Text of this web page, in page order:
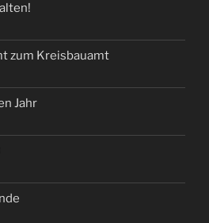
zum Kreisbauamt
Jahr